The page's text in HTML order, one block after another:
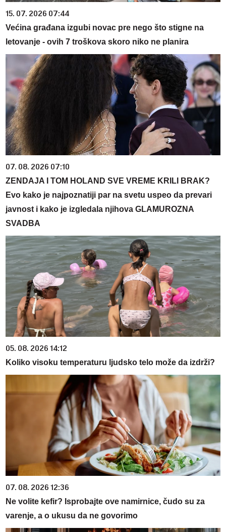
15. 07. 2026 07:44
Većina građana izgubi novac pre nego što stigne na
letovanje - ovih 7 troškova skoro niko ne planira
07. 08. 2026 07:10
ZENDAJA I TOM HOLAND SVE VREME KRILI BRAK?
Evo kako je najpoznatiji par na svetu uspeo da prevari
javnost i kako je izgledala njihova GLAMUROZNA
SVADBA
05. 08. 2026 14:12
Koliko visoku temperaturu ljudsko telo može da izdrži?
07. 08. 2026 12:36
Ne volite kefir? Isprobajte ove namirnice, čudo su za
varenje, a o ukusu da ne govorimo